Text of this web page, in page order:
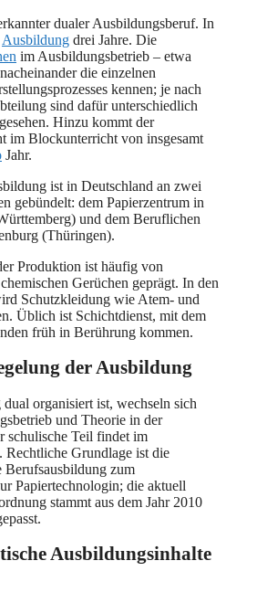
dualer Ausbildungsberuf. In
Ausbildung drei Jahre. Die
im Ausbildungsbetrieb – etwa
die einzelnen
kennen; je nach
sind dafür unterschiedlich
Hinzu kommt der
im Blockunterricht von insgesamt
Jahr.
ist in Deutschland an zwei
gebündelt: dem Papierzentrum in
und dem Beruflichen
(Thüringen).
Produktion ist häufig von
Gerüchen geprägt. In den
Schutzkleidung wie Atem- und
Üblich ist Schichtdienst, mit dem
früh in Berührung kommen.
der Ausbildung
organisiert ist, wechseln sich
und Theorie in der
schulische Teil findet im
Rechtliche Grundlage ist die
Berufsausbildung zum
Papiertechnologin; die aktuell
stammt aus dem Jahr 2010
Ausbildungsinhalte